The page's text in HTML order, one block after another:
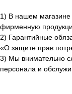
1) В нашем магазине
фирменную
2) Гарантийные
«О защите прав
3) Мы внимательно
персонала и
Интернет-магазин
электронной
Apple